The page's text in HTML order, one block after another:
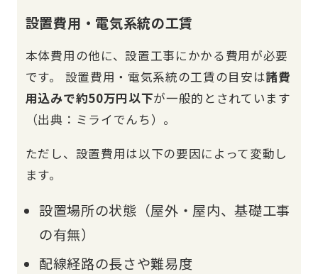
設置費用・電気系統の工賃
本体費用の他に、設置工事にかかる費用が必要
です。 設置費用・電気系統の工賃の目安は諸費
用込みで約50万円以下が一般的とされています
（出典：ミライでんち）。
ただし、設置費用は以下の要因によって変動し
ます。
設置場所の状態（屋外・屋内、基礎工事
の有無）
配線経路の長さや難易度